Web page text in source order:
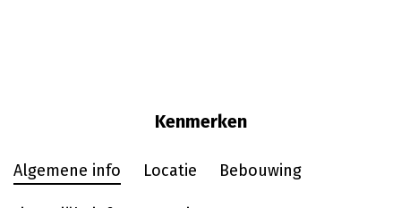
Kenmerken
Algemene info Locatie Bebouwing